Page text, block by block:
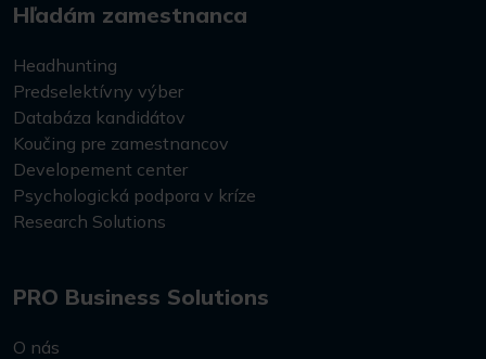
Hľadám zamestnanca
Headhunting
Predselektívny výber
Databáza kandidátov
Koučing pre zamestnancov
Developement center
Psychologická podpora v kríze
Research Solutions
PRO Business Solutions
O nás